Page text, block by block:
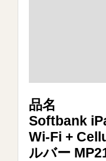
品名
Softbank
Wi-Fi +
ルバー